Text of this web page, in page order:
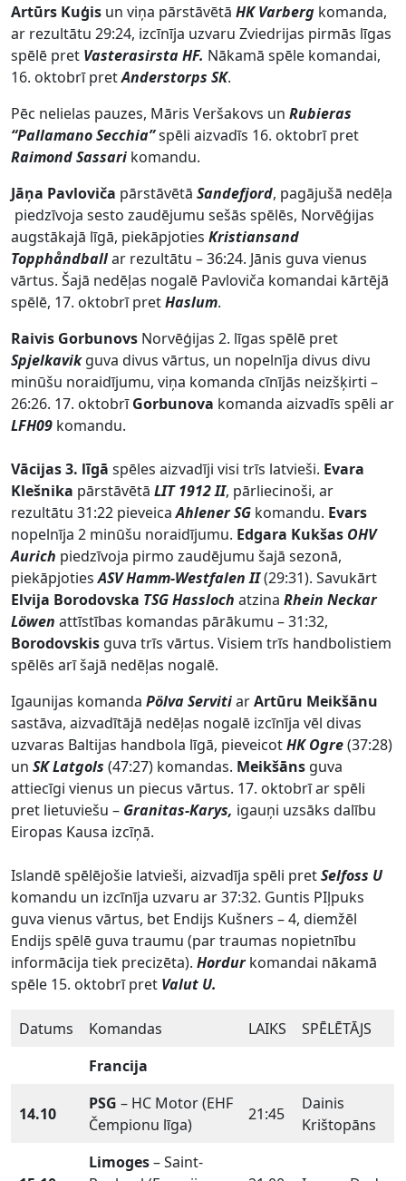
Artūrs Kuģis un viņa pārstāvētā HK Varberg komanda,
ar rezultātu 29:24, izcīnīja uzvaru Zviedrijas pirmās līgas
spēlē pret Vasterasirsta HF. Nākamā spēle komandai,
16. oktobrī pretAnderstorps SK.
Pēc nelielas pauzes, Māris Veršakovs un Rubieras
“Pallamano Secchia”spēli aizvadīs 16. oktobrī pret
Raimond Sassari komandu.
Jāņa Pavloviča pārstāvētā Sandefjord, pagājušā nedēļa
piedzīvoja sesto zaudējumu sešās spēlēs, Norvēģijas
augstākajā līgā, piekāpjoties Kristiansand
Topphåndballar rezultātu – 36:24. Jānis guva vienus
vārtus. Šajā nedēļas nogalē Pavloviča komandai kārtējā
spēlē, 17. oktobrī pretHaslum.
Raivis Gorbunovs Norvēģijas 2. līgas spēlē pret
Spjelkavikguva divus vārtus, un nopelnīja divus divu
minūšu noraidījumu, viņa komanda cīnījās neizšķirti –
26:26. 17. oktobrīGorbunova komanda aizvadīs spēli ar
LFH09 komandu.
Vācijas 3. līgā spēles aizvadīji visi trīs latvieši. Evara
Klešnika pārstāvētā LIT 1912 II, pārliecinoši, ar
rezultātu 31:22 pieveicaAhlener SG komandu. Evars
nopelnīja 2 minūšu noraidījumu. Edgara Kukšas OHV
Aurich piedzīvoja pirmo zaudējumu šajā sezonā,
piekāpjotiesASV Hamm-Westfalen II(29:31). Savukārt
Elvija Borodovska TSG Hassloch atzina Rhein Neckar
Löwen attīstības komandas pārākumu – 31:32,
Borodovskis guva trīs vārtus. Visiem trīs handbolistiem
spēlēs arī šajā nedēļas nogalē.
Igaunijas komanda Pölva ServitiarArtūru Meikšānu
sastāva, aizvadītājā nedēļas nogalē izcīnīja vēl divas
uzvaras Baltijas handbola līgā, pieveicotHK Ogre(37:28)
un SK Latgols (47:27) komandas. Meikšāns guva
attiecīgi vienus un piecus vārtus. 17. oktobrī ar spēli
pret lietuviešu – Granitas-Karys, igauņi uzsāks dalību
Eiropas Kausa izcīņā.
Islandē spēlējošie latvieši, aizvadīja spēli pretSelfoss U
komandu un izcīnīja uzvaru ar 37:32. Guntis PIļpuks
guva vienus vārtus, bet Endijs Kušners – 4, diemžēl
Endijs spēlē guva traumu (par traumas nopietnību
informācija tiek precizēta). Hordurkomandai nākamā
spēle 15. oktobrī pret Valut U.
Datums Komandas LAIKS
SPĒLĒTĀJS
Francija
14.10
PSG – HC Motor (EHF
Čempionu līga)
21:45
Dainis
Krištopāns
Limoges– Saint-